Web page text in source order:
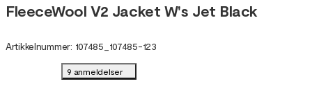
FleeceWool V2 Jacket W's Jet Black
Artikkelnummer: 107485 107485-123
9 anmeldelser